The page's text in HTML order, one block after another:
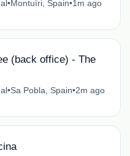
•Montuïri, Spain•1m ago
(back office) - The
•Sa Pobla, Spain•2m ago